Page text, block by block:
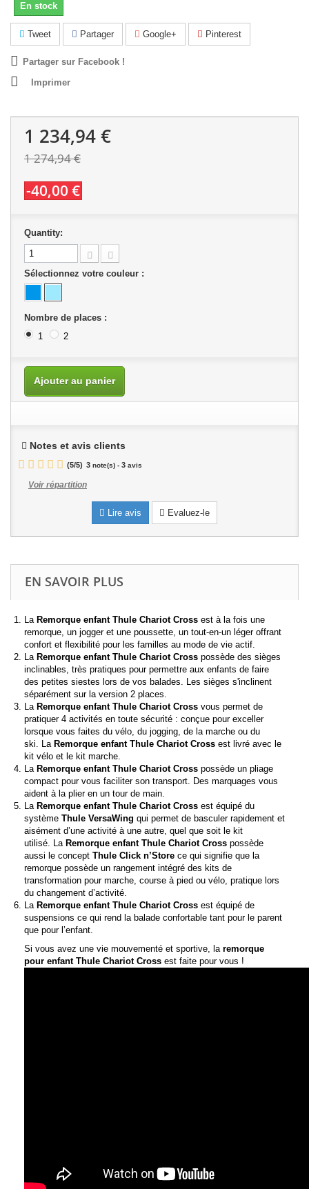
En stock
Tweet Partager Google+ Pinterest
Partager sur Facebook !
Imprimer
1 234,94 €
1 274,94 €
-40,00 €
Quantity:
Sélectionnez votre couleur :
Nombre de places :
1
2
Ajouter au panier
Notes et avis clients
(5/5) 3 note(s) - 3 avis
Voir répartition
Lire avis Evaluez-le
EN SAVOIR PLUS
La Remorque enfant Thule Chariot Cross est à la fois une
remorque, un jogger et une poussette, un tout-en-un léger offrant
confort et flexibilité pour les familles au mode de vie actif.
La Remorque enfant Thule Chariot Cross possède des sièges
inclinables, très pratiques pour permettre aux enfants de faire
des petites siestes lors de vos balades. Les sièges s'inclinent
séparément sur la version 2 places.
La Remorque enfant Thule Chariot Cross vous permet de
pratiquer 4 activités en toute sécurité : conçue pour exceller
lorsque vous faites du vélo, du jogging, de la marche ou du
ski. La Remorque enfant Thule Chariot Cross est livré avec le
kit vélo et le kit marche.
La Remorque enfant Thule Chariot Cross possède un pliage
compact pour vous faciliter son transport. Des marquages vous
aident à la plier en un tour de main.
La Remorque enfant Thule Chariot Cross est équipé du
système Thule VersaWing qui permet de basculer rapidement et
aisément d’une activité à une autre, quel que soit le kit
utilisé. La Remorque enfant Thule Chariot Cross possède
aussi le concept Thule Click n’Store ce qui signifie que la
remorque possède un rangement intégré des kits de
transformation pour marche, course à pied ou vélo, pratique lors
du changement d’activité.
La Remorque enfant Thule Chariot Cross est équipé de
suspensions ce qui rend la balade confortable tant pour le parent
que pour l’enfant.
Si vous avez une vie mouvementé et sportive, la remorque
pour enfant Thule Chariot Cross est faite pour vous !